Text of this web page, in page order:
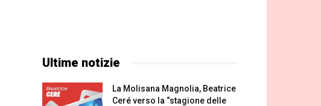
Ultime notizie
La Molisana Magnolia, Beatrice
Ceré verso la “stagione delle